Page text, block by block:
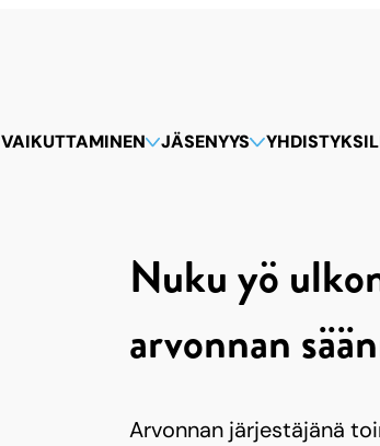
VAIKUTTAMINEN JÄSENYYS
Nuku yö
arvonnan
Arvonnan järjestäjänä